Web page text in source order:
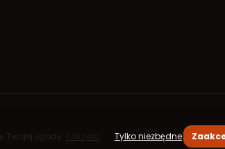
Twojej zgody. Tylko niezbędne